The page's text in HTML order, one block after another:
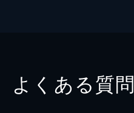
よくある質問